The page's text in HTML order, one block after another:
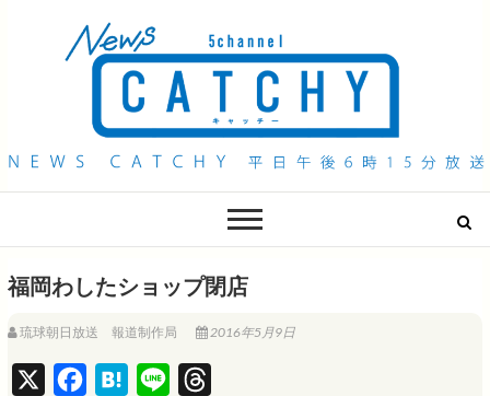
QAB NEWS Headline
福岡わしたショップ閉店
琉球朝日放送 報道制作局 2016年5月9日
H